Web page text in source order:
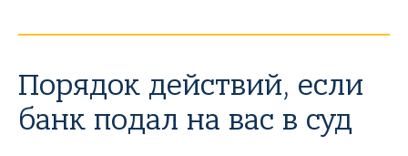
Порядок действий, если
банк подал на вас в суд